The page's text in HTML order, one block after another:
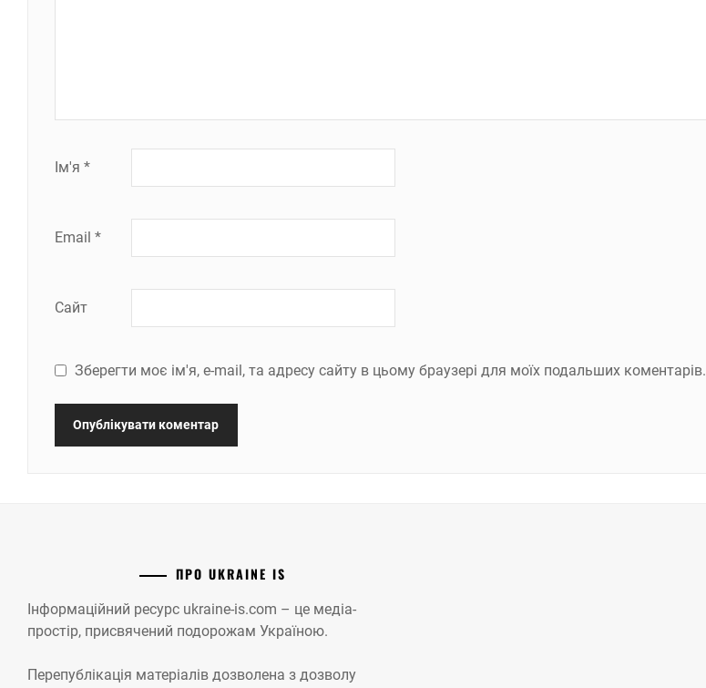
Ім'я *
Email *
Сайт
Зберегти моє ім'я, e-mail, та адресу сайту в цьому браузері для моїх подальших коментарів.
ПРО UKRAINE IS
Інформаційний ресурс ukraine-is.com – це медіа-
простір, присвячений подорожам Україною.
Перепублікація матеріалів дозволена з дозволу